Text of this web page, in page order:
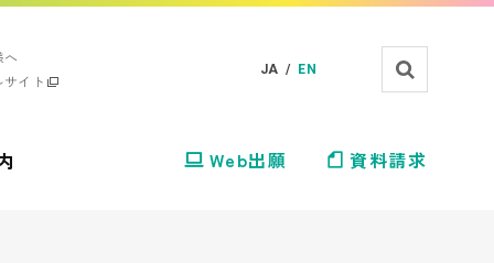
イト
JA / EN
Web出願 資料請求